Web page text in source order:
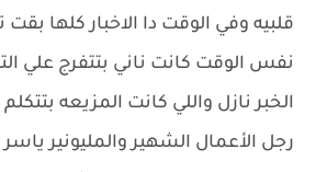
قلبيه وفي الوقت دا الاخبار كلها
نفس الوقت كانت ناني بتتفرج علي
الخبر نازل واللي كانت المزيعه
رجل الأعمال الشهير والمليونير